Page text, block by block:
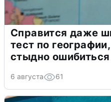
Справится даже
тест по
стыдно ошибиться
6 августа 61